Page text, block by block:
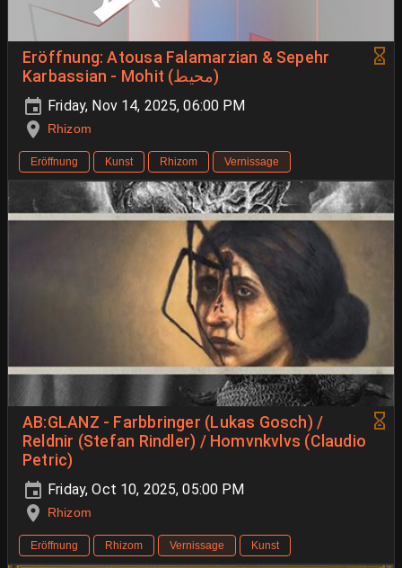
Eröffnung: Atousa Falamarzian & Sepehr
Karbassian - Mohit (محیط)
Friday, Nov 14, 2025, 06:00 PM
Rhizom
Eröffnung Kunst Rhizom Vernissage
AB:GLANZ - Farbbringer (Lukas Gosch) /
Reldnir (Stefan Rindler) / Homvnkvlvs (Claudio
Petric)
Friday, Oct 10, 2025, 05:00 PM
Rhizom
Eröffnung Rhizom Vernissage Kunst